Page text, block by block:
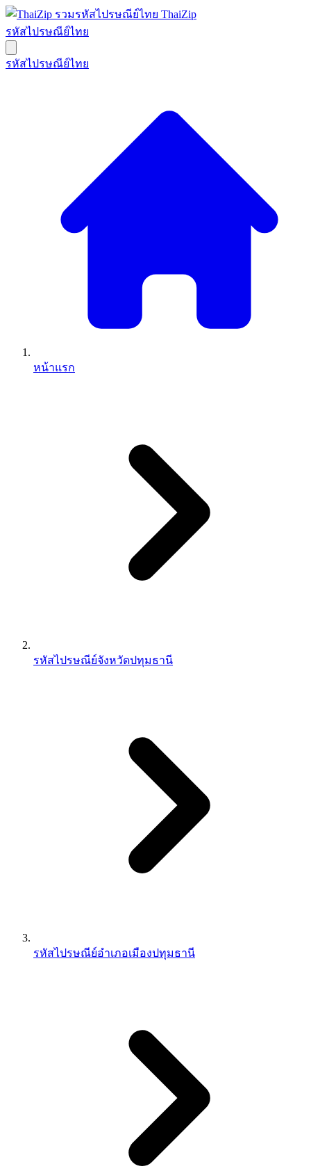
ThaiZip
รหัสไปรษณีย์ไทย
รหัสไปรษณีย์ไทย
หน้าแรก
รหัสไปรษณีย์จังหวัดปทุมธานี
รหัสไปรษณีย์อำเภอเมืองปทุมธานี